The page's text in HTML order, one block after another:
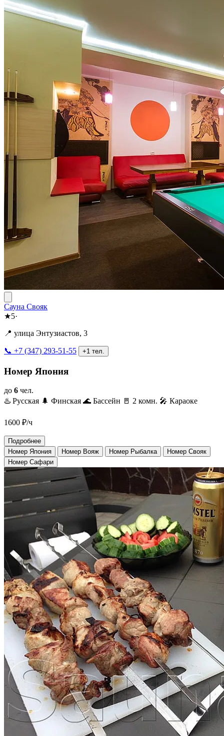
Сауна Свояк
★5·
📍 улица Энтузиастов, 3
📞 +7 (347) 293-51-55 +1 тел.
Номер Япония
до 6 чел.
♨️ Русская 🌲 Финская 🌊 Бассейн 🚪 2 комн. 🎤 Караоке
1600 ₽/ч
Подробнее
Номер Япония
Номер Вояж Номер Рыбалка
Номер Свояк
Номер Сафари